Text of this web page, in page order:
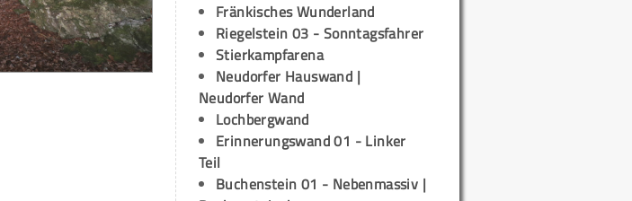
Fränkisches Wunderland
Riegelstein 03 - Sonntagsfahrer
Stierkampfarena
Neudorfer Hauswand |
Neudorfer Wand
Lochbergwand
Erinnerungswand 01 - Linker
Teil
Buchenstein 01 - Nebenmassiv |